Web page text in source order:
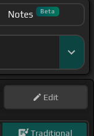
Notes Beta
Edit
Traditional